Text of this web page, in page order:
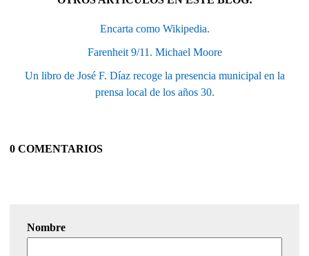
Encarta como Wikipedia.
Farenheit 9/11. Michael Moore
Un libro de José F. Díaz recoge la presencia municipal en la
prensa local de los años 30.
0 COMENTARIOS
Nombre